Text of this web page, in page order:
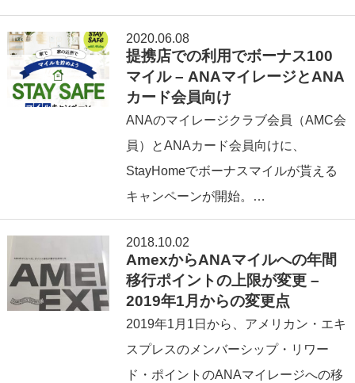
2020.06.08
提携店での利用でボーナス100
マイル – ANAマイレージとANA
カード会員向け
ANAのマイレージクラブ会員（AMC会
員）とANAカード会員向けに、
StayHomeでボーナスマイルが貰える
キャンペーンが開始。…
2018.10.02
AmexからANAマイルへの年間
移行ポイントの上限が変更 –
2019年1月からの変更点
2019年1月1日から、アメリカン・エキ
スプレスのメンバーシップ・リワー
ド・ポイントのANAマイレージへの移